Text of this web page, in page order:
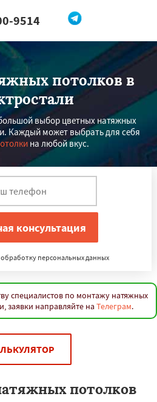
9514
мне
потолков в
выбор цветных натяжных
Каждый может выбрать для себя
на любой вкус.
персональных данных
специалистов по монтажу натяжных
заявки направляйте на Телеграм.
потолков